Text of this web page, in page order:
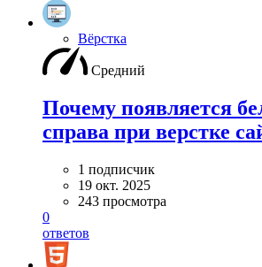
Вёрстка
Средний
Почему появляется
справа при верстке
1 подписчик
19 окт. 2025
243 просмотра
0
ответов